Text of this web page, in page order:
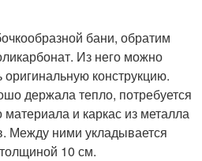
бани, обратим
Из него можно
конструкцию.
держала тепло, потребуется
и каркас из металла
Между ними укладывается
10 см.